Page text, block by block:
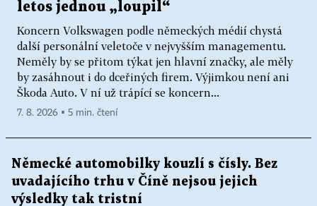
letos jednou „loupil“
Koncern Volkswagen podle německých médií chystá
další personální veletoče v nejvyšším managementu.
Neměly by se přitom týkat jen hlavní značky, ale měly
by zasáhnout i do dceřiných firem. Výjimkou není ani
Škoda Auto. V ní už trápící se koncern...
7. 8. 2026 ▪ 5 min. čtení
Německé automobilky kouzlí s čísly. Bez
uvadajícího trhu v Číně nejsou jejich
výsledky tak tristní